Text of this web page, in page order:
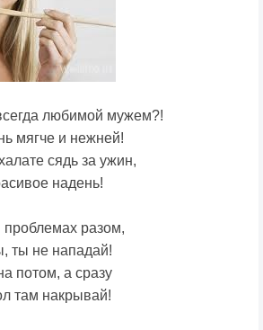
любимой мужем?!
мягче и нежней!
сядь за ужин,
надень!
разом,
ты не нападай!
потом, а сразу
там накрывай!